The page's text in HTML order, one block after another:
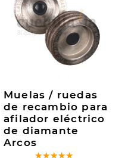
Muelas / ruedas
de recambio para
afilador eléctrico
de diamante
Arcos